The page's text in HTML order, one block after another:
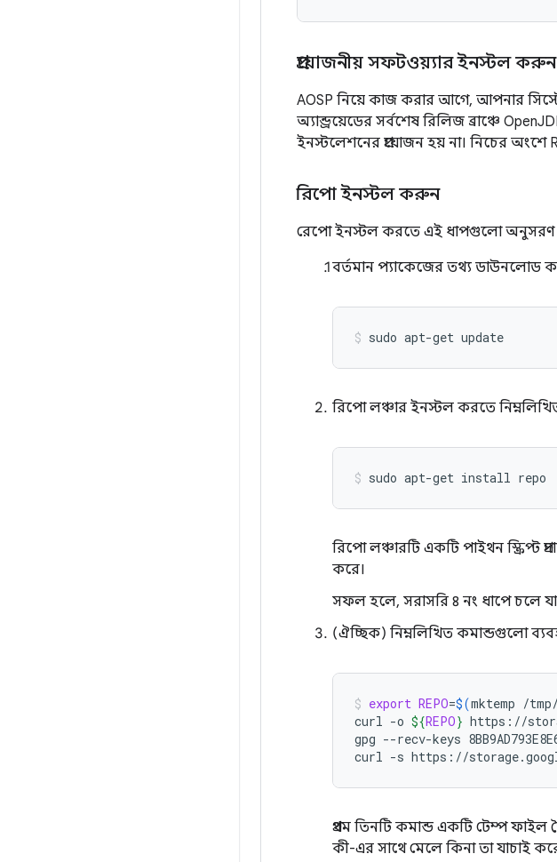
প্রয়োজনীয় সফটওয়্যার ইনস্টল করুন
AOSP নিয়ে কাজ করার আগে, আপনার
অ্যান্ড্রয়েডের সর্বশেষ রিলিজ ব্রাঞ্চে
ইনস্টলেশনের প্রয়োজন হয় না। নিচের অংশে
রিপো ইনস্টল করুন
রেপো ইনস্টল করতে এই ধাপগুলো
বর্তমান প্যাকেজের তথ্য ডাউনলোড
sudo apt-get update
রিপো লঞ্চার ইনস্টল করতে
sudo apt-get install repo
রিপো লঞ্চারটি একটি পাইথন
করে।
সফল হলে, সরাসরি ৪ নং ধাপে চলে
(ঐচ্ছিক) নিম্নলিখিত কমান্ডগুলো
export REPO=$(mktemp /tmp/
curl -o ${REPO} https://
gpg --recv-keys
curl -s https://
প্রথম তিনটি কমান্ড একটি টেম্প
কী-এর সাথে মেলে কিনা তা যাচাই